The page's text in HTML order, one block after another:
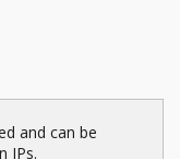
and can be
IPs.